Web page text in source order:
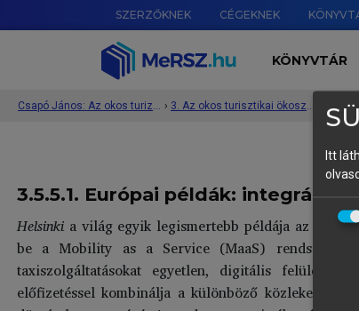
SZERZŐKNEK CÉGEKNEK
KÖNYVTÁR
Csapó János: Az okos turizmus rendszere és működése › 3. Az okos turisztikai ökoszisztéma 5 pilléren alapuló értelmezése és bemutatása
3.5.5.1. Európai példák: integrált
Helsinki a világ egyik legismertebb példája az okos
be a Mobility as a Service (MaaS) rendszert,
taxiszolgáltatásokat egyetlen, digitális felületen
előfizetéssel kombinálja a különböző közlekedési
Itt